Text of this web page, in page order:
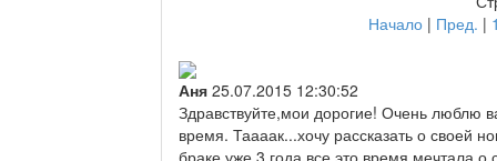
Начало | Пред. |
Аня 25.07.2015 12:30:52
Здравствуйте,мои дорогие! Очень люблю
время. Таааак...хочу рассказать о своей
браке уже 3 года,все это время мечтала